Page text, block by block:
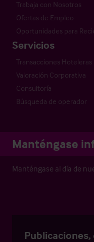
Trabaja con Nosotros
Ofertas de Empleo
Oportunidades para
Servicios
Transacciones Hoteleras
Valoración Corporativa
Consultoría
Búsqueda de operador
Manténgase
Manténgase al día de